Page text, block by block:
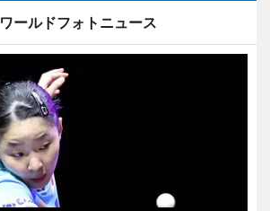
ワールドフォトニュース